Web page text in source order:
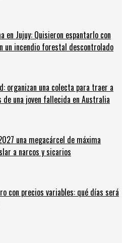
en Jujuy: Quisieron espantarlo con
un incendio forestal descontrolado
organizan una colecta para traer a
una joven fallecida en Australia
una megacárcel de máxima
a narcos y sicarios
con precios variables: qué días será